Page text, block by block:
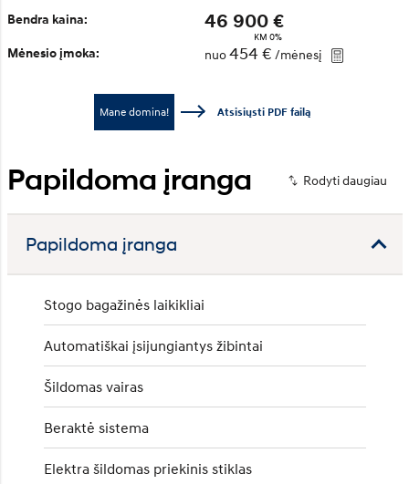
Bendra kaina: 46 900 €
KM 0%
Mėnesio įmoka: nuo454 € /mėnesį
Mane domina! Atsisiųsti PDF failą
Papildoma įranga
Papildoma įranga
Stogo bagažinės laikikliai
Automatiškai įsijungiantys žibintai
Šildomas vairas
Beraktė sistema
Elektra šildomas priekinis stiklas